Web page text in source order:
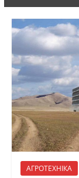
АГРОТЕХНІКА